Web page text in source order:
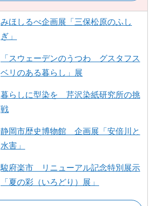
みほしるべ企画展「三保松原のふし
ぎ」
「スウェーデンのうつわ グスタフス
ベリのある暮らし」展
暮らしに型染を 芹沢染紙研究所の挑
戦
静岡市歴史博物館 企画展「安倍川と
水害」
駿府楽市 リニューアル記念特別展示
「夏の彩（いろどり）展」